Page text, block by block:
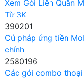
Xem Gói Liên Quân
Từ 3K
390201
Cú pháp ứng tiền
chính
2580196
Các gói combo